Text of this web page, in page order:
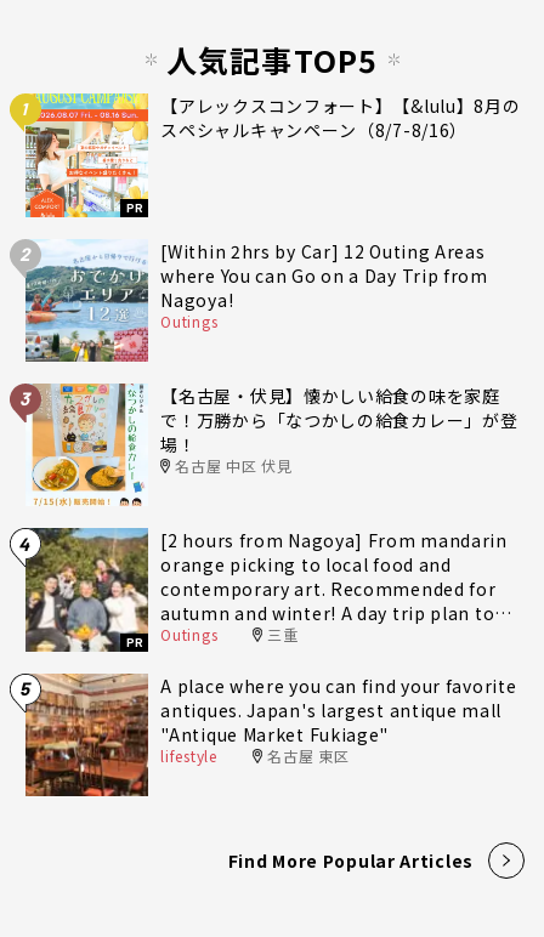
人気記事TOP5
1
PR
【アレックスコンフォート】【&lulu】8月の
スペシャルキャンペーン（8/7-8/16）
2
[Within 2hrs by Car] 12 Outing Areas
where You can Go on a Day Trip from
Nagoya!
Outings
3
【名古屋・伏見】懐かしい給食の味を家庭
で！万勝から「なつかしの給食カレー」が登
場！
名古屋 中区 伏見
4
PR
[2 hours from Nagoya] From mandarin
orange picking to local food and
contemporary art. Recommended for
autumn and winter! A day trip plan to
fully enjoy Minami-Ise Town
Outings 三重
5
A place where you can find your favorite
antiques. Japan's largest antique mall
"Antique Market Fukiage"
lifestyle 名古屋 東区
Find More Popular Articles